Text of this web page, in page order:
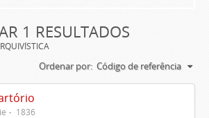
1 RESULTADOS
Ordenar por: Código de referência
1836